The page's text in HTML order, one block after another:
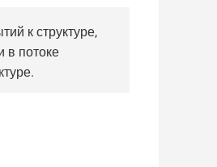
к структуре,
в потоке